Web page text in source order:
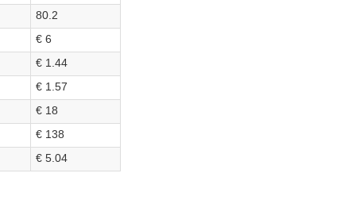
80.2
€ 6
€ 1.44
€ 1.57
€ 18
€ 138
€ 5.04